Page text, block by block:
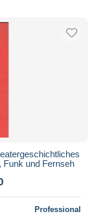
Funk und Fernseh
Professional